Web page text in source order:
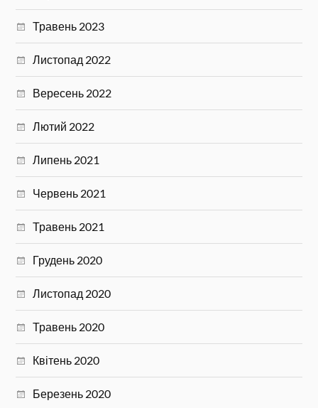
Травень 2023
Листопад 2022
Вересень 2022
Лютий 2022
Липень 2021
Червень 2021
Травень 2021
Грудень 2020
Листопад 2020
Травень 2020
Квітень 2020
Березень 2020